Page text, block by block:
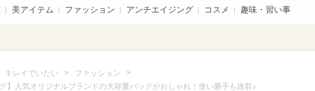
美アイテム ファッション アンチエイジング コスメ 趣味・習い事
キレイでいたい > ファッション >
】人気オリジナルブランドの大容量バッグがおしゃれ！使い勝手も抜群♪